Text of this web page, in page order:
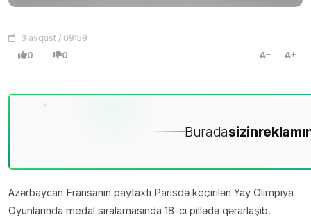
3 avqust / 09:59
0 0 A A
Buradasizin
Azərbaycan Fransanın paytaxtı Parisdə keçirilən Yay Olimpiya
Oyunlarında medal sıralamasında 18-ci pillədə qərarlaşıb.